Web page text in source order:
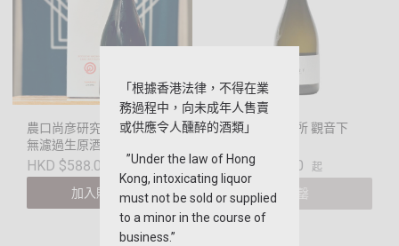
農口尚彦研究所 愛山 山廃
無濾過生原酒
HKD $588.00
加入購物車
農口尚彦研究所 觀音下
HKD $298.00 起
售罄
「根據香港法律，不得在業
務過程中，向未成年人售賣
或供應令人醺醉的酒類」
”Under the law of Hong
Kong, intoxicating liquor
must not be sold or supplied
to a minor in the course of
business.”